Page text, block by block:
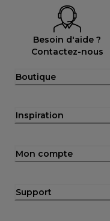
Besoin d'aide ?
Contactez-nous
Boutique
Inspiration
Mon compte
Support